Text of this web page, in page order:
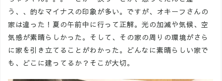
う、、的なマイナスの印象が多い。ですが、オキーフさんの
家は違った！夏の午前中に行って正解。光の加減や気候、空
気感が素晴らしかった。そして、その家の周りの環境がさら
に家を引き立てることがわかった。どんなに素晴らしい家で
も、どこに建ってるか？そこが大切。